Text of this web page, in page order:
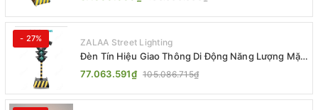
- 27% ZALAA Street Lighting
Đèn Tín Hiệu Giao Thông Di Động Năng Lượng Mặt
Trời ZALAA ZL-409300C
77.063.591₫ 105.086.715₫